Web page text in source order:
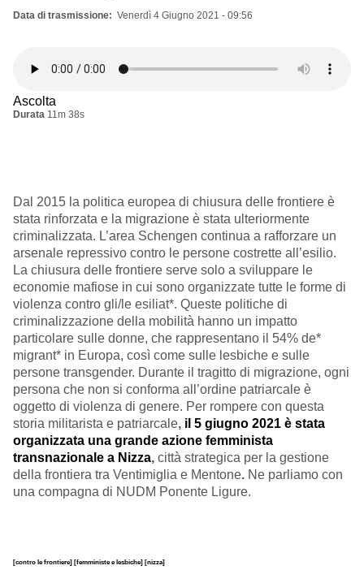
Data di trasmissione Venerdì 4 Giugno 2021 - 09:56
Ascolta
Durata 11m 38s
Dal 2015 la politica europea di chiusura delle frontiere è
stata rinforzata e la migrazione è stata ulteriormente
criminalizzata. L’area Schengen continua a rafforzare un
arsenale repressivo contro le persone costrette all’esilio.
La chiusura delle frontiere serve solo a sviluppare le
economie mafiose in cui sono organizzate tutte le forme di
violenza contro gli/le esiliat*. Queste politiche di
criminalizzazione della mobilità hanno un impatto
particolare sulle donne, che rappresentano il 54% de*
migrant* in Europa, così come sulle lesbiche e sulle
persone transgender. Durante il tragitto di migrazione, ogni
persona che non si conforma all’ordine patriarcale è
oggetto di violenza di genere. Per rompere con questa
storia militarista e patriarcale, il 5 giugno 2021 è stata
organizzata una grande azione femminista
transnazionale a Nizza, città strategica per la gestione
della frontiera tra Ventimiglia e Mentone. Ne parliamo con
una compagna di NUDM Ponente Ligure.
[contro le frontiere] [femministe e lesbiche] [nizza]